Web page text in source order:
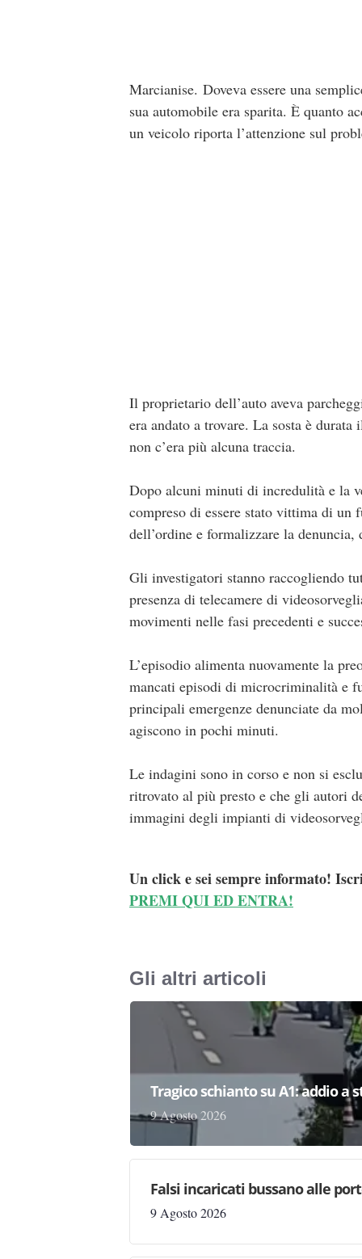
Marcianise. Doveva essere una
sua automobile era sparita. È quanto
un veicolo riporta l’attenzione sul
Il proprietario dell’auto aveva
era andato a trovare. La sosta è
non c’era più alcuna traccia.
Dopo alcuni minuti di incredulità e la
compreso di essere stato vittima di
dell’ordine e formalizzare la
Gli investigatori stanno raccogliendo
presenza di telecamere di
movimenti nelle fasi precedenti e
L’episodio alimenta nuovamente la
mancati episodi di microcriminalità e
principali emergenze denunciate da
agiscono in pochi minuti.
Le indagini sono in corso e non si
ritrovato al più presto e che gli autori
immagini degli impianti di
Un click e sei sempre informato!
PREMI QUI ED ENTRA!
Gli altri articoli
Tragico schianto su A1: addio a
9 Agosto 2026
Falsi incaricati bussano alle
9 Agosto 2026